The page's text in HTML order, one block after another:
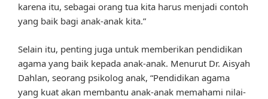
karena itu, sebagai orang tua kita harus menjadi contoh
yang baik bagi anak-anak kita.”
Selain itu, penting juga untuk memberikan pendidikan
agama yang baik kepada anak-anak. Menurut Dr. Aisyah
Dahlan, seorang psikolog anak, “Pendidikan agama
yang kuat akan membantu anak-anak memahami nilai-